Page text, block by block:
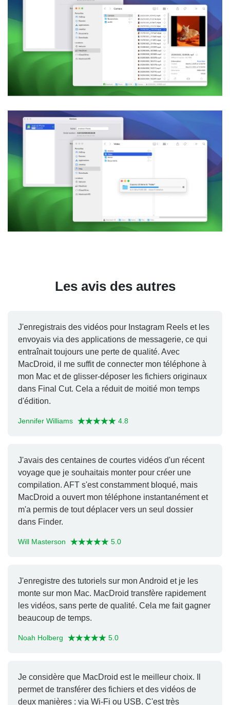
Les avis des autres
J'enregistrais des vidéos pour Instagram Reels et les
envoyais via des applications de messagerie, ce qui
entraînait toujours une perte de qualité. Avec
MacDroid, il me suffit de connecter mon téléphone à
mon Mac et de glisser-déposer les fichiers originaux
dans Final Cut. Cela a réduit de moitié mon temps
d'édition.
Jennifer Williams 4.8
J'avais des centaines de courtes vidéos d'un récent
voyage que je souhaitais monter pour créer une
compilation. AFT s'est constamment bloqué, mais
MacDroid a ouvert mon téléphone instantanément et
m'a permis de tout déplacer vers un seul dossier
dans Finder.
Will Masterson 5.0
J'enregistre des tutoriels sur mon Android et je les
monte sur mon Mac. MacDroid transfère rapidement
les vidéos, sans perte de qualité. Cela me fait gagner
beaucoup de temps.
Noah Holberg 5.0
Je considère que MacDroid est le meilleur choix. Il
permet de transférer des fichiers et des vidéos de
deux manières : via Wi-Fi ou USB. C'est très